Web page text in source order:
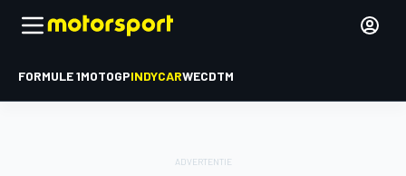
FORMULE 1MOTOGPINDYCARWECDTM